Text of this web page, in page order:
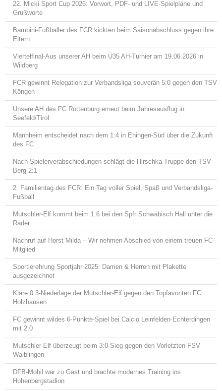
22. Micki Sport Cup 2026: Vorwort, PDF- und LIVE-Spielpläne und
Grußworte
Bambini-Fußballer des FCR kickten beim Saisonabschluss gegen ihre
Eltern
Viertelfinal-Aus unserer AH beim Ü35 AH-Turnier am 19.06.2026 in
Wildberg
FCR gewinnt Relegation zur Verbandsliga souverän 5:0 gegen den TSV
Köngen
Unsere AH des FC Rottenburg erneut beim Jahresausflug in
Seefeld/Tirol
Mannheim entscheidet nach dem 1:4 in Ehingen-Süd über die Zukunft
des FC
Nach Spielerverabschiedungen schlägt die Hirschka-Truppe den TSV
Berg 2:1
2. Familientag des FCR: Ein Tag voller Spiel, Spaß und Verbandsliga-
Fußball
Mutschler-Elf kommt beim 1:6 bei den Spfr Schwäbisch Hall unter die
Räder
Nachruf auf Horst Milda – Wir nehmen Abschied von einem treuen FC-
Mitglied
Sportlerehrung Sportjahr 2025: Damen & Herren mit Plakette
ausgezeichnet
Klare 0:3-Niederlage der Mutschler-Elf gegen den Topfavoriten FC
Holzhausen
FC gewinnt wildes 6-Punkte-Spiel bei Calcio Leinfelden-Echterdingen
mit 2:0
Mutschler-Elf überzeugt beim 3:0-Sieg gegen den Vorletzten FSV
Waiblingen
DFB-Mobil war zu Gast und brachte modernes Training ins
Hohenbergstadion